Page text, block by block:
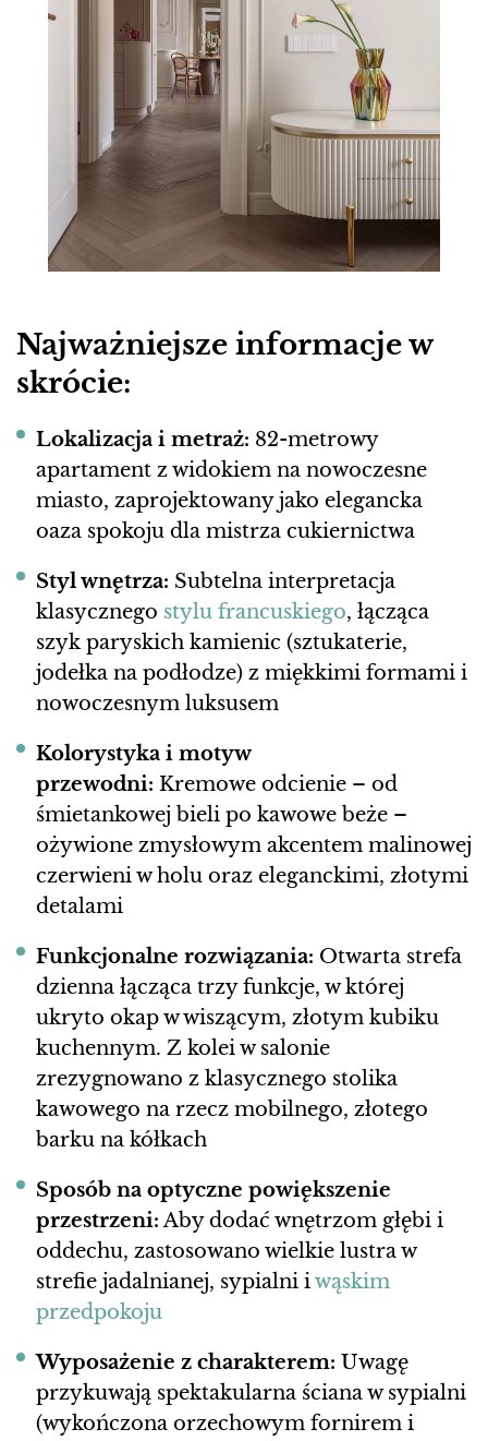
Najważniejsze informacje w
skrócie:
Lokalizacja i metraż: 82-metrowy
apartament z widokiem na nowoczesne
miasto, zaprojektowany jako elegancka
oaza spokoju dla mistrza cukiernictwa
Styl wnętrza: Subtelna interpretacja
klasycznego stylu francuskiego, łącząca
szyk paryskich kamienic (sztukaterie,
jodełka na podłodze) z miękkimi formami i
nowoczesnym luksusem
Kolorystyka i motyw
przewodni: Kremowe odcienie – od
śmietankowej bieli po kawowe beże –
ożywione zmysłowym akcentem malinowej
czerwieni w holu oraz eleganckimi, złotymi
detalami
Funkcjonalne rozwiązania: Otwarta strefa
dzienna łącząca trzy funkcje, w której
ukryto okap w wiszącym, złotym kubiku
kuchennym. Z kolei w salonie
zrezygnowano z klasycznego stolika
kawowego na rzecz mobilnego, złotego
barku na kółkach
Sposób na optyczne powiększenie
przestrzeni:Aby dodać wnętrzom głębi i
oddechu, zastosowano wielkie lustra w
strefie jadalnianej, sypialni iwąskim
przedpokoju
Wyposażenie z charakterem: Uwagę
przykuwają spektakularna ściana w sypialni
(wykończona orzechowym fornirem i